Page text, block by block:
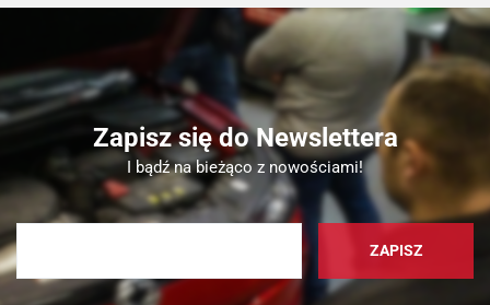
Zapisz się do Newslettera
I bądź na bieżąco z nowościami!